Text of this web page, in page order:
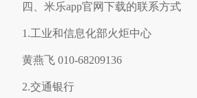
四、米乐app官网下载的联系方式
1.工业和信息化部火炬中心
黄燕飞 010-68209136
2.交通银行